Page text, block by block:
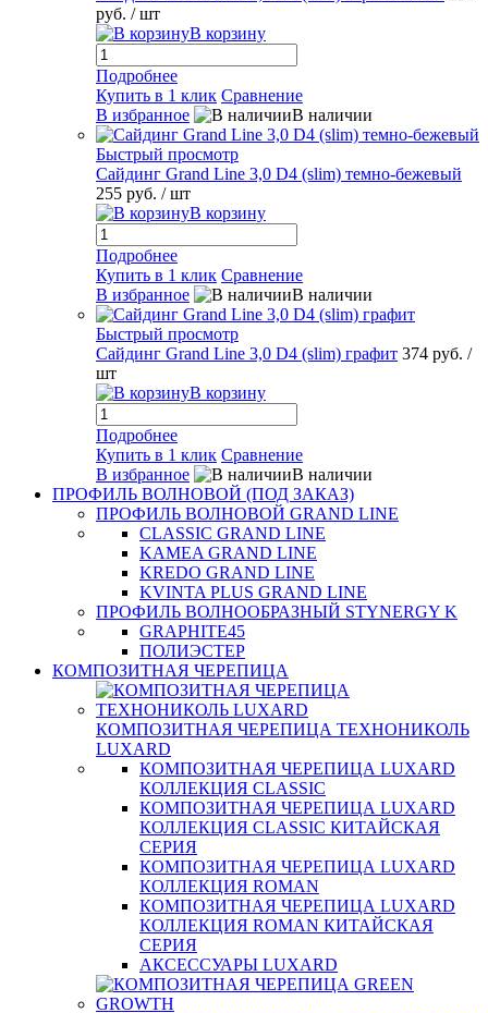
руб. / шт
В корзину
Подробнее
Купить в 1 клик Сравнение
В избранное
В наличии
Быстрый просмотр
Сайдинг Grand Line 3,0 D4 (slim) темно-бежевый
255 руб. / шт
В корзину
Подробнее
Купить в 1 клик Сравнение
В избранное
В наличии
Быстрый просмотр
Сайдинг Grand Line 3,0 D4 (slim) графит 374 руб. /
шт
В корзину
Подробнее
Купить в 1 клик Сравнение
В избранное
В наличии
ПРОФИЛЬ ВОЛНОВОЙ (ПОД ЗАКАЗ)
ПРОФИЛЬ ВОЛНОВОЙ GRAND LINE
CLASSIC GRAND LINE
KAMEA GRAND LINE
KREDO GRAND LINE
KVINTA PLUS GRAND LINE
ПРОФИЛЬ ВОЛНООБРАЗНЫЙ STYNERGY K
GRAPHITE45
ПОЛИЭСТЕР
КОМПОЗИТНАЯ ЧЕРЕПИЦА
КОМПОЗИТНАЯ ЧЕРЕПИЦА ТЕХНОНИКОЛЬ
LUXARD
КОМПОЗИТНАЯ ЧЕРЕПИЦА LUXARD
КОЛЛЕКЦИЯ CLASSIC
КОМПОЗИТНАЯ ЧЕРЕПИЦА LUXARD
КОЛЛЕКЦИЯ CLASSIC КИТАЙСКАЯ
СЕРИЯ
КОМПОЗИТНАЯ ЧЕРЕПИЦА LUXARD
КОЛЛЕКЦИЯ ROMAN
КОМПОЗИТНАЯ ЧЕРЕПИЦА LUXARD
КОЛЛЕКЦИЯ ROMAN КИТАЙСКАЯ
СЕРИЯ
АКСЕССУАРЫ LUXARD